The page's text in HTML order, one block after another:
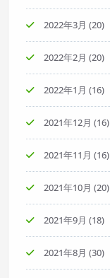
2022年3月 (20)
2022年2月 (20)
2022年1月 (16)
2021年12月 (16)
2021年11月 (16)
2021年10月 (20)
2021年9月 (18)
2021年8月 (30)